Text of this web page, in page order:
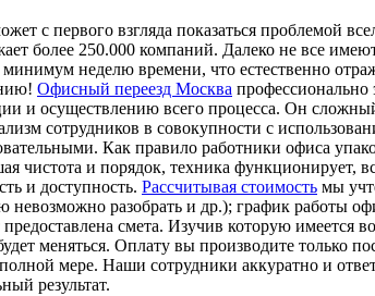
с первого взгляда показаться проблемой
более 250.000 компаний. Далеко не все
неделю времени, что естественно
Офисный переезд Москва профессионально
и осуществлению всего процесса. Он
сотрудников в совокупности с
Как правило работники офиса
чистота и порядок, техника
и доступность. Рассчитывая стоимость мы
разобрать и др.); график работы
смета. Изучив которую
меняться. Оплату вы производите только
мере. Наши сотрудники аккуратно и
результат.